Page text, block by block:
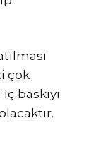
çok
baskıyı